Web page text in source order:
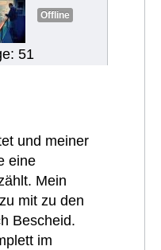
Offline
51
und meiner
eine
Mein
mit zu den
Bescheid.
im